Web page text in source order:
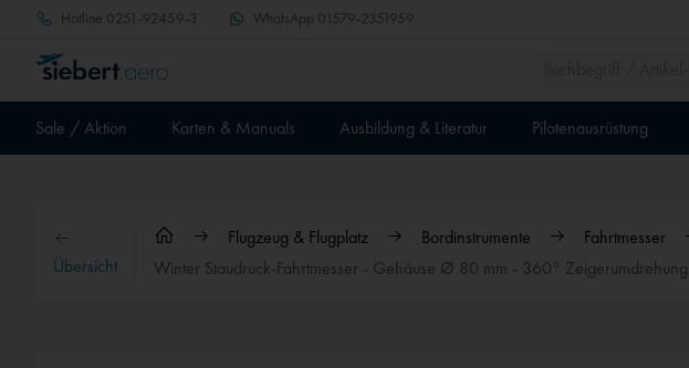
Hotline 0251-92459-3 WhatsApp 01579-2351959
Sale / Aktion Karten & Manuals Ausbildung & Literatur Pilotenausrüstung
Übersicht
Flugzeug & Flugplatz Bordinstrumente
Fahrtmesser
Winter Staudruck-Fahrtmesser - Gehäuse Ø 80 mm - 360° Zeigerumdrehung